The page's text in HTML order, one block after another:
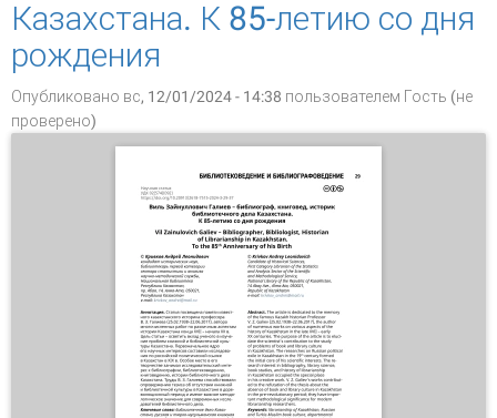
Казахстана. К 85-летию со дня
рождения
Опубликовано вс, 12/01/2024 - 14:38 пользователем Гость (не
проверено)